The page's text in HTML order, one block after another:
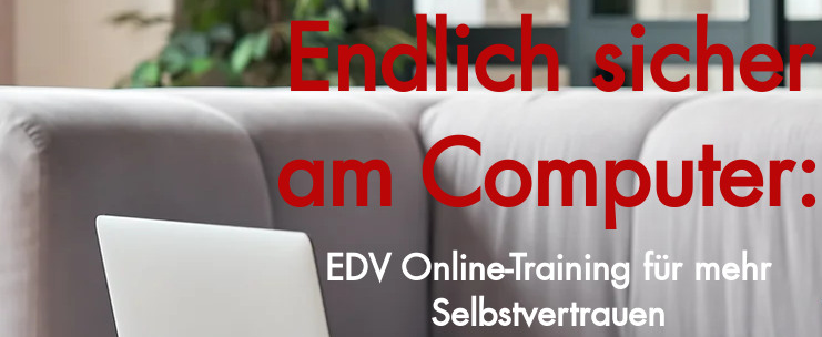
Endlich sicher
am Computer:
EDV Online-Training für mehr
Selbstvertrauen